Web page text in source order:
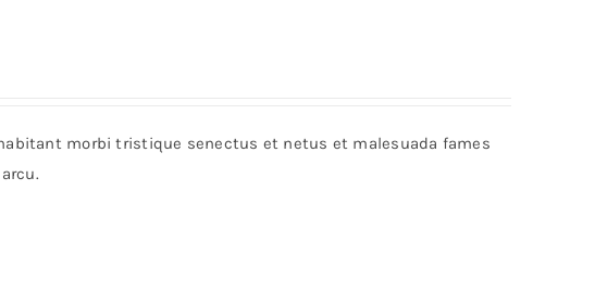
morbi tristique senectus et netus et malesuada fames